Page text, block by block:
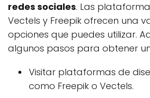
redes sociales. Las
Vectels y Freepik ofrecen una
opciones que puedes utilizar.
algunos pasos para obtener
Visitar plataformas de
como Freepik o Vectels.